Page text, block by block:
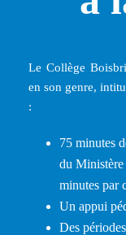
Le Collège
en son genre,
:
75 minutes
du Ministère
minutes par
Un appui
Des